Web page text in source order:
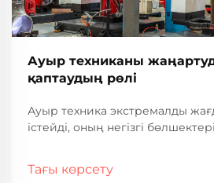
Ауыр техниканы
қаптаудың рөлі
Ауыр техника экстремалды
істейді, оның негізгі
жабдықтар тозу белгілерін
Тағы көрсету